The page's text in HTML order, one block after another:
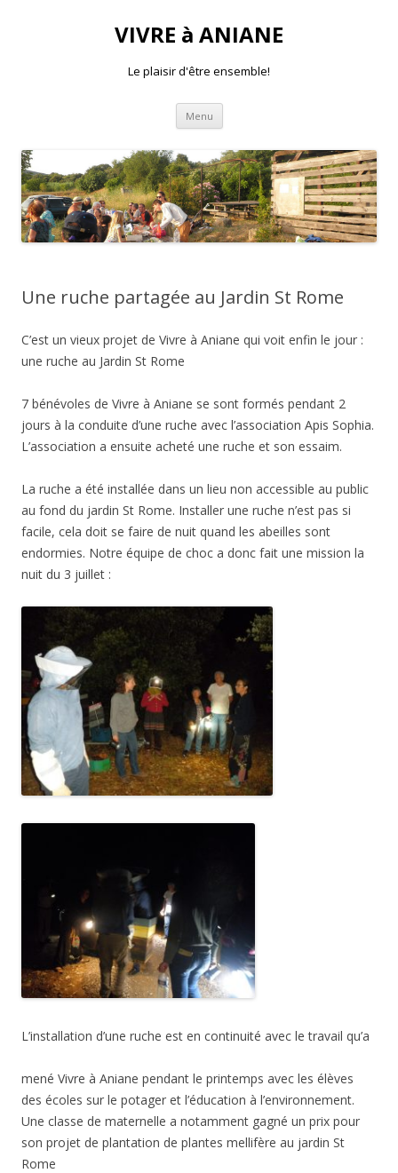
VIVRE à ANIANE
Le plaisir d'être ensemble!
Menu Aller
contenu
Une ruche partagée au Jardin St Rome
C’est un vieux projet de Vivre à Aniane qui voit enfin le jour :
une ruche au Jardin St Rome
7 bénévoles de Vivre à Aniane se sont formés pendant 2
jours à la conduite d’une ruche avec l’association Apis Sophia.
L’association a ensuite acheté une ruche et son essaim.
La ruche a été installée dans un lieu non accessible au public
au fond du jardin St Rome. Installer une ruche n’est pas si
facile, cela doit se faire de nuit quand les abeilles sont
endormies. Notre équipe de choc a donc fait une mission la
nuit du 3 juillet :
L’installation d’une ruche est en continuité avec le travail qu’a
mené Vivre à Aniane pendant le printemps avec les élèves
des écoles sur le potager et l’éducation à l’environnement.
Une classe de maternelle a notamment gagné un prix pour
son projet de plantation de plantes mellifère au jardin St
Rome